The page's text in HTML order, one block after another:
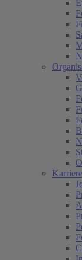
Karriere